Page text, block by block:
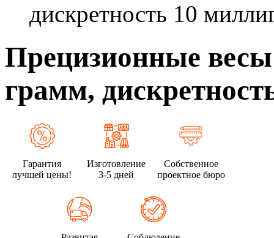
дискретность 10
Прецизионные весы
грамм,
Гарантия
лучшей цены!
Изготовление
3-5 дней
Собственное
проектное бюро